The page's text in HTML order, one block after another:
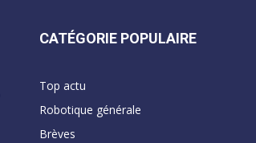
CATÉGORIE POPULAIRE
Top actu
Robotique générale
Brèves